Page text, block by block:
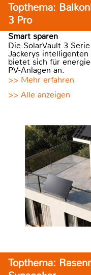
Topthema:
3 Pro
Smart sparen
Die SolarVault 3
Jackerys
bietet sich für
PV-Anlagen an.
>> Mehr erfahren
>> Alle anzeigen
Topthema: